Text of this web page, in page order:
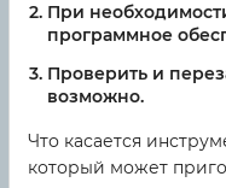
При
программное
Проверить и
возможно.
Что касается
который может